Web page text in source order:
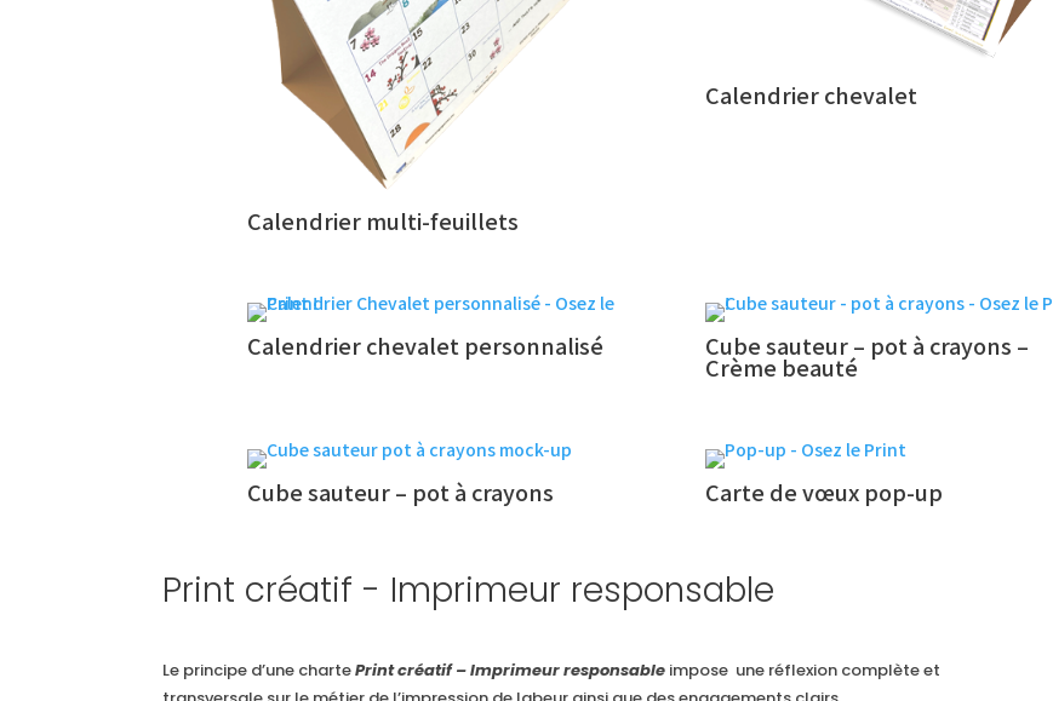
Calendrier multi-feuillets
Calendrier chevalet
Calendrier chevalet personnalisé Cube sauteur – pot à crayons –
Crème beauté
Cube sauteur – pot à crayons Carte de vœux pop-up
Print créatif - Imprimeur responsable
Le principe d’une chartePrint créatif – Imprimeur responsable impose une réflexion complète et